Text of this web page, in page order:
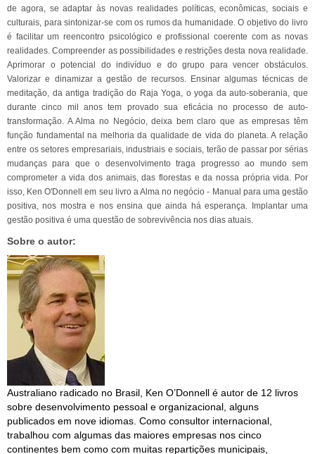
de agora, se adaptar às novas realidades políticas, econômicas, sociais e
culturais, para sintonizar-se com os rumos da humanidade. O objetivo do livro
é facilitar um reencontro psicológico e profissional coerente com as novas
realidades. Compreender as possibilidades e restrições desta nova realidade.
Aprimorar o potencial do indivíduo e do grupo para vencer obstáculos.
Valorizar e dinamizar a gestão de recursos. Ensinar algumas técnicas de
meditação, da antiga tradição do Raja Yoga, o yoga da auto-soberania, que
durante cinco mil anos tem provado sua eficácia no processo de auto-
transformação. A Alma no Negócio, deixa bem claro que as empresas têm
função fundamental na melhoria da qualidade de vida do planeta. A relação
entre os setores empresariais, industriais e sociais, terão de passar por sérias
mudanças para que o desenvolvimento traga progresso ao mundo sem
comprometer a vida dos animais, das florestas e da nossa própria vida. Por
isso, Ken O'Donnell em seu livro a Alma no negócio - Manual para uma gestão
positiva, nos mostra e nos ensina que ainda há esperança. Implantar uma
gestão positiva é uma questão de sobrevivência nos dias atuais.
Sobre o autor:
Australiano radicado no Brasil, Ken O’Donnell é autor de 12 livros
sobre desenvolvimento pessoal e organizacional, alguns
publicados em nove idiomas. Como consultor internacional,
trabalhou com algumas das maiores empresas nos cinco
continentes bem como com muitas repartições municipais,